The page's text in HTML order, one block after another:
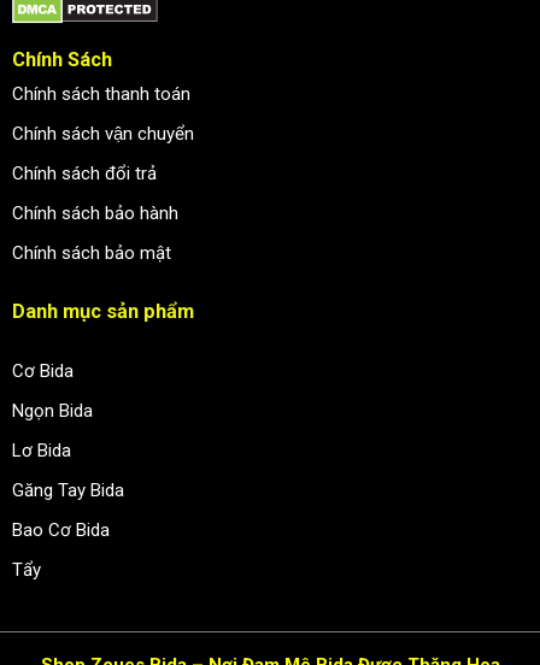
Chính Sách
Chính sách thanh toán
Chính sách vận chuyển
Chính sách đổi trả
Chính sách bảo hành
Chính sách bảo mật
Danh mục sản phẩm
Cơ Bida
Ngọn Bida
Lơ Bida
Găng Tay Bida
Bao Cơ Bida
Tẩy